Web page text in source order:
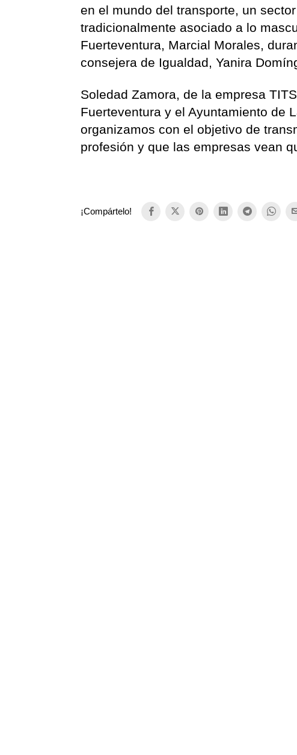
en el mundo del transporte, un
tradicionalmente asociado a lo
Fuerteventura, Marcial Morales,
consejera de Igualdad, Yanira
Soledad Zamora, de la empresa
Fuerteventura y el Ayuntamiento de
organizamos con el objetivo de
profesión y que las empresas vean
¡Compártelo!